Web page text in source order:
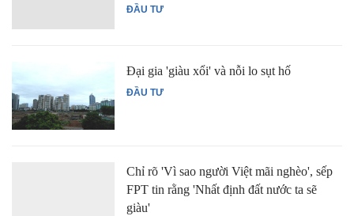
ĐẦU TƯ
ĐẦU TƯ
Đại gia 'giàu xổi' và nỗi lo sụt hố
Chỉ rõ 'Vì sao người Việt mãi nghèo', sếp
FPT tin rằng 'Nhất định đất nước ta sẽ
giàu'